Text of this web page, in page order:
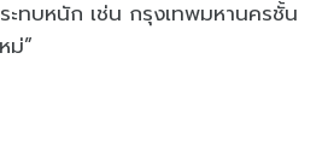
ทบหนัก เช่น กรุงเทพมหานครชั้น
ม่”